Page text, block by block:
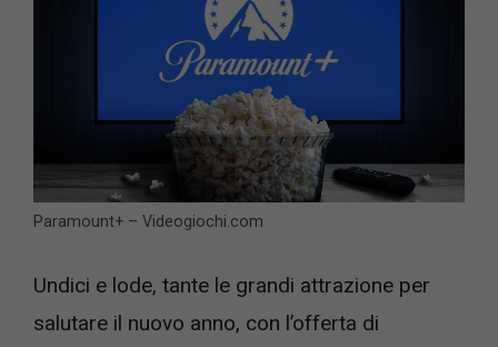
Paramount+ – Videogiochi.com
Undici e lode, tante le grandi attrazione per
salutare il nuovo anno, con l’offerta di